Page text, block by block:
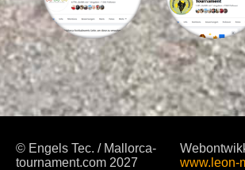
© Engels Tec. / Mallorca-
tournament.com 2027
www.leon-